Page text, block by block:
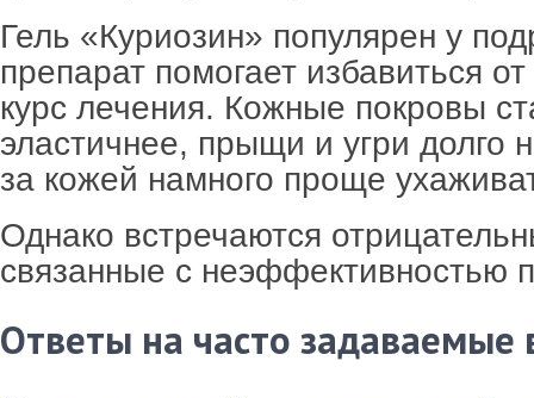
Гель «Куриозин» популярен у
препарат помогает избавиться
курс лечения. Кожные покровы
эластичнее, прыщи и угри долго
за кожей намного проще
Однако встречаются
связанные с неэффективностью
Ответы на часто задаваемые